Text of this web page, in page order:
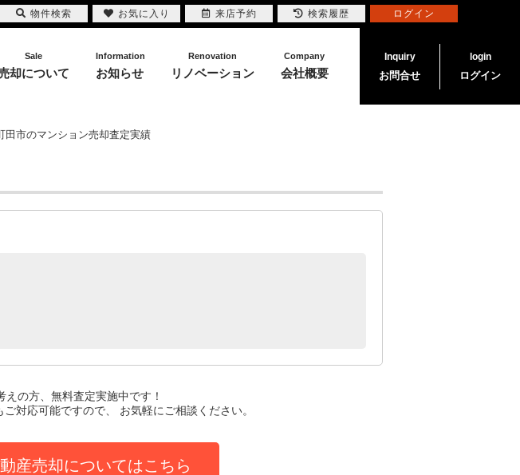
Sale
却について
Information
お知らせ
Renovation
リノベーション
Company
会社概要
Inquiry
お問合せ
login
ログイン
田市のマンション売却査定実績
えの方、無料査定実施中です！
対応可能ですので、 お気軽にご相談ください。
産売却についてはこちら
物件検索 お気に入り 来店予約 検索履歴 ログイン